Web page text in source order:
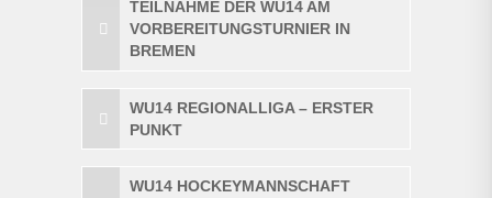
TEILNAHME DER WU14 AM
VORBEREITUNGSTURNIER IN
BREMEN
WU14 REGIONALLIGA – ERSTER
PUNKT
WU14 HOCKEYMANNSCHAFT